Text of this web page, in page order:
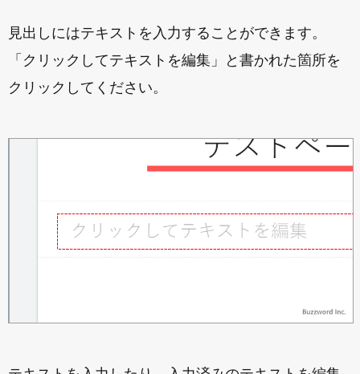
見出しにはテキストを入力することができます。
「クリックしてテキストを編集」と書かれた箇所を
クリックしてください。